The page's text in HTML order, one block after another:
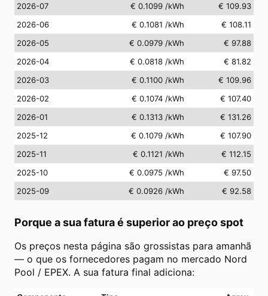
2026-07
€ 0.1099 /kWh
€ 109.93
2026-06
€ 0.1081 /kWh
€ 108.11
2026-05
€ 0.0979 /kWh
€ 97.88
2026-04
€ 0.0818 /kWh
€ 81.82
2026-03
€ 0.1100 /kWh
€ 109.96
2026-02
€ 0.1074 /kWh
€ 107.40
2026-01
€ 0.1313 /kWh
€ 131.26
2025-12
€ 0.1079 /kWh
€ 107.90
2025-11
€ 0.1121 /kWh
€ 112.15
2025-10
€ 0.0975 /kWh
€ 97.50
2025-09
€ 0.0926 /kWh € 92.58
Porque a sua fatura é superior ao preço spot
Os preços nesta página são grossistas para amanhã
— o que os fornecedores pagam no mercado Nord
Pool / EPEX. A sua fatura final adiciona: